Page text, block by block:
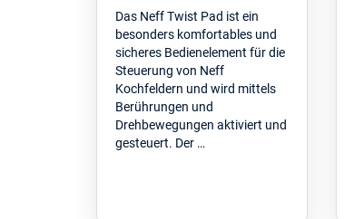
Das Neff Twist Pad ist ein
besonders komfortables und
sicheres Bedienelement für die
Steuerung von Neff
Kochfeldern und wird mittels
Berührungen und
Drehbewegungen aktiviert und
gesteuert. Der …